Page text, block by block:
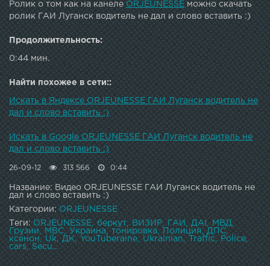
Ролик о том как на канелеORJEUNESSE можно скачать
ролик ГАИ Луганск водитель не дал и слово вставить :)
Продолжительность:
0:44 мин.
Найти похожее в сети::
Искать в Яндексе ORJEUNESSE ГАИ Луганск водитель не
дал и слово вставить :)
Искать в Google ORJEUNESSE ГАИ Луганск водитель не
дал и слово вставить :)
26-09-12 313 566 0:44
Название: Видео ORJEUNESSE ГАИ Луганск водитель не
дал и слово вставить :)
Категории:ORJEUNESSE
Теги:ORJEUNESSE беркут ВИЗИР ГАИ ДАI
МВД
Грузии
МВС Украина тонировка Полиция
ДПС
ксенон
Uk ДК YouTuberaine Ukrainian Traffic
Police
cars
Secu...